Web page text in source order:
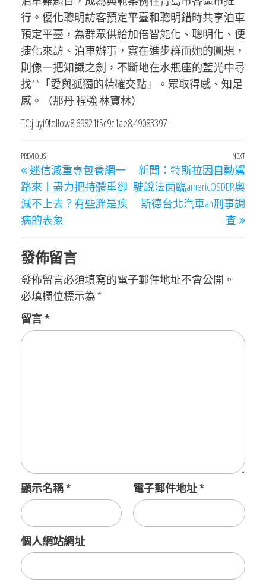
行。優化聰明訪客預定平臺和聰明錯時共享泊車
預定平臺，為群眾供給加倍智能化、聰明化、便
捷化來訪、泊車辦事，實在進步群而她的圓規，
則像一把知識之劍，不斷地在水瓶座的藍光中尋
找**「愛與孤獨的精確交點」。眾取得感、知足
感。（那丹 程強 林寶林）
TC:jiuyi9follow8 69821f5c9c1ae8.49083397
文
章
導
覽
Previous
Post
PREVIOUS
迷信減重專包養網一
路來丨盡力把持體重卻
減不上去？有些胖是疾
病的表象
Next
NEXT
新聞：特斯拉因自動駕
駛說法面臨americOSDER奧
斯德台北汽車an刑事調
查
發佈留言
發佈留言必須填寫的電子郵件地址不會公開。
必填欄位標示為 *
留言*
顯示名稱* 電子郵件地址*
個人網站網址